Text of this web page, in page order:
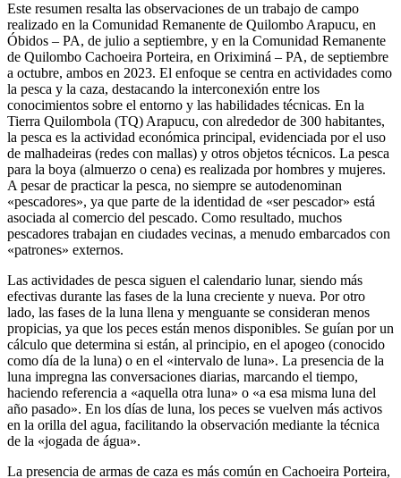
Este resumen resalta las observaciones de un trabajo de campo
realizado en la Comunidad Remanente de Quilombo Arapucu, en
Óbidos – PA, de julio a septiembre, y en la Comunidad Remanente
de Quilombo Cachoeira Porteira, en Oriximiná – PA, de septiembre
a octubre, ambos en 2023. El enfoque se centra en actividades como
la pesca y la caza, destacando la interconexión entre los
conocimientos sobre el entorno y las habilidades técnicas. En la
Tierra Quilombola (TQ) Arapucu, con alrededor de 300 habitantes,
la pesca es la actividad económica principal, evidenciada por el uso
de malhadeiras (redes con mallas) y otros objetos técnicos. La pesca
para la boya (almuerzo o cena) es realizada por hombres y mujeres.
A pesar de practicar la pesca, no siempre se autodenominan
«pescadores», ya que parte de la identidad de «ser pescador» está
asociada al comercio del pescado. Como resultado, muchos
pescadores trabajan en ciudades vecinas, a menudo embarcados con
«patrones» externos.
Las actividades de pesca siguen el calendario lunar, siendo más
efectivas durante las fases de la luna creciente y nueva. Por otro
lado, las fases de la luna llena y menguante se consideran menos
propicias, ya que los peces están menos disponibles. Se guían por un
cálculo que determina si están, al principio, en el apogeo (conocido
como día de la luna) o en el «intervalo de luna». La presencia de la
luna impregna las conversaciones diarias, marcando el tiempo,
haciendo referencia a «aquella otra luna» o «a esa misma luna del
año pasado». En los días de luna, los peces se vuelven más activos
en la orilla del agua, facilitando la observación mediante la técnica
de la «jogada de água».
La presencia de armas de caza es más común en Cachoeira Porteira,